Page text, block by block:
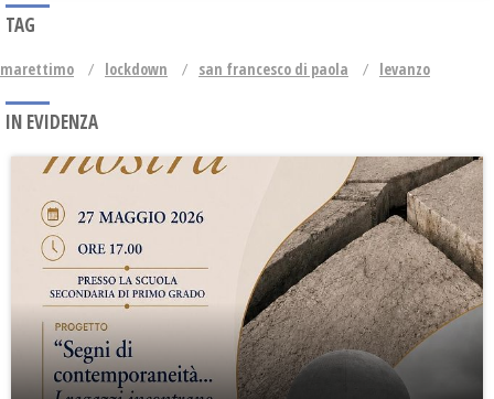
TAG
marettimo lockdown san francesco di paola levanzo
IN EVIDENZA